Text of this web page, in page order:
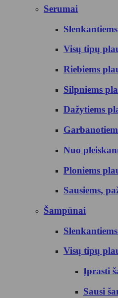
Serumai
Visų tipų
Riebiems
Silpniems
Dažytiems
Nuo
Ploniems
Sausiems,
Šampūnai
Visų tipų
Įprasti
Sausi